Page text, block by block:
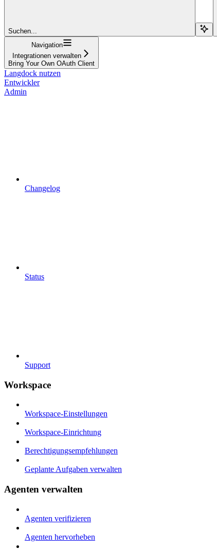
Suchen...
Navigation
Integrationen verwalten
Bring Your Own OAuth Client
Langdock nutzen
Entwickler
Admin
Changelog
Status
Support
Workspace
Workspace-Einstellungen
Workspace-Einrichtung
Berechtigungsempfehlungen
Geplante Aufgaben verwalten
Agenten verwalten
Agenten verifizieren
Agenten hervorheben